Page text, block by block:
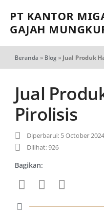
PT KANTOR
GAJAH
Beranda » Blog» Jual Produk
Jual
Pirolisis
Diperbarui: 5 October 2024
Dilihat: 926
Bagikan: